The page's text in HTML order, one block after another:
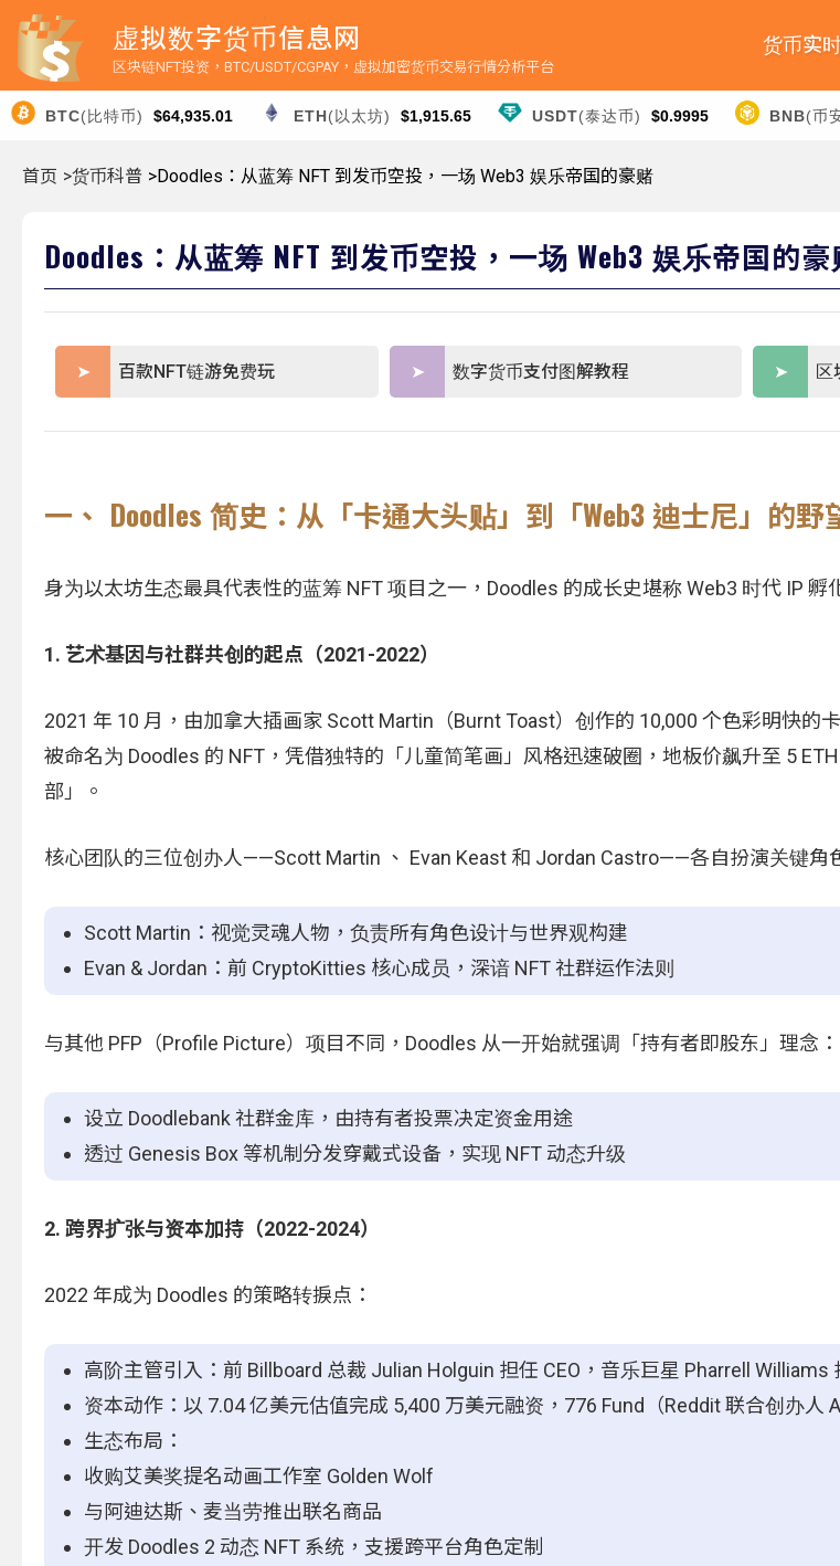
虚拟数字货币信息网
区块链NFT投资，BTC/USDT/CGPAY，虚拟加密货币交易行情分析平台
货币实
BTC(比特币) $64,935.01 ETH(以太坊) $1,915.65 USDT(泰达币) $0.9995 BNB(币
首页 >货币科普 >Doodles：从蓝筹 NFT 到发币空投，一场 Web3 娱乐帝国的豪赌
Doodles：从蓝筹 NFT 到发币空投，一场 Web3 娱乐帝国的
百款NFT链游免费玩 数字货币支付图解教程 区
一、 Doodles 简史：从「卡通大头贴」到「Web3 迪士尼」的野
身为以太坊生态最具代表性的蓝筹 NFT 项目之一，Doodles 的成长史堪称 Web3 时代 IP 孵
1. 艺术基因与社群共创的起点（2021-2022）
2021 年 10 月，由加拿大插画家 Scott Martin（Burnt Toast）创作的 10,000 个色彩明快的
被命名为 Doodles 的 NFT，凭借独特的「儿童简笔画」风格迅速破圈，地板价飙升至 5
部」。
核心团队的三位创办人——Scott Martin 、 Evan Keast 和 Jordan Castro——各自扮演关键角
Scott Martin：视觉灵魂人物，负责所有角色设计与世界观构建
Evan & Jordan：前 CryptoKitties 核心成员，深谙 NFT 社群运作法则
与其他 PFP（Profile Picture）项目不同，Doodles 从一开始就强调「持有者即股东」理念：
设立 Doodlebank 社群金库，由持有者投票决定资金用途
透过 Genesis Box 等机制分发穿戴式设备，实现 NFT 动态升级
2. 跨界扩张与资本加持（2022-2024）
2022 年成为 Doodles 的策略转捩点：
高阶主管引入：前 Billboard 总裁 Julian Holguin 担任 CEO，音乐巨星 Pharrell Williams
资本动作：以 7.04 亿美元估值完成 5,400 万美元融资，776 Fund（Reddit 联合创办人
生态布局：
收购艾美奖提名动画工作室 Golden Wolf
与阿迪达斯、麦当劳推出联名商品
开发 Doodles 2 动态 NFT 系统，支援跨平台角色定制